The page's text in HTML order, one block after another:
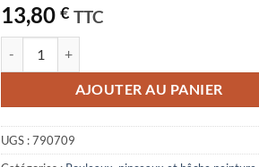
13,80 € TTC
AJOUTER AU PANIER
UGS :790709